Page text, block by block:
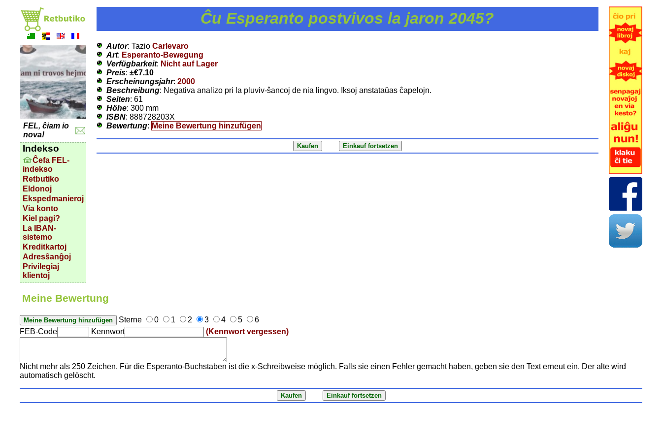
FEL, ĉiam io
nova!
Indekso
Ĉefa FEL-
indekso
Retbutiko
Eldonoj
Ekspedmanieroj
Via konto
Kiel pagi?
La IBAN-
sistemo
Kreditkartoj
Adresŝanĝoj
Privilegiaj
klientoj
Ĉu Esperanto postvivos la jaron 2045?
Autor: Tazio Carlevaro
Art: Esperanto-Bewegung
Verfügbarkeit: Nicht auf Lager
Preis: ±€7.10
Erscheinungsjahr: 2000
Beschreibung: Negativa analizo pri la pluviv-ŝancoj de nia lingvo. Iksoj anstataŭas ĉapelojn.
Seiten: 61
Höhe: 300 mm
ISBN: 888728203X
Bewertung: Meine Bewertung hinzufügen
Meine Bewertung
Sterne 0 1 2 3 4 5
6
FEB-Code
Kennwort (Kennwort vergessen)
Nicht mehr als 250 Zeichen. Für die Esperanto-Buchstaben ist die x-Schreibweise möglich. Falls sie einen Fehler gemacht haben, geben sie den Text erneut ein. Der alte wird
automatisch gelöscht.